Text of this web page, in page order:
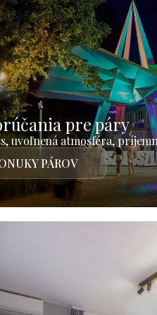
pre páry
uvoľnená atmosféra,
PÁROV